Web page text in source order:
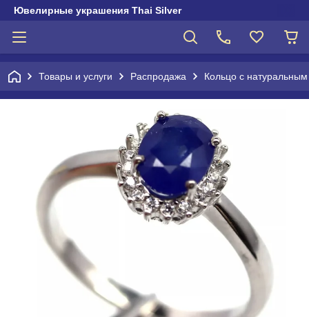
Ювелирные украшения Thai Silver
Товары и услуги Распродажа Кольцо с